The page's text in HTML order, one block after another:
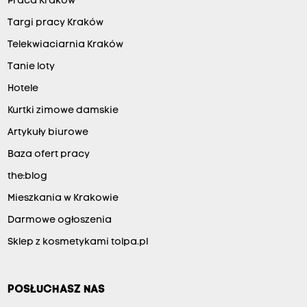
Targi pracy Kraków
Telekwiaciarnia Kraków
Tanie loty
Hotele
Kurtki zimowe damskie
Artykuły biurowe
Baza ofert pracy
the:blog
Mieszkania w Krakowie
Darmowe ogłoszenia
Sklep z kosmetykami tolpa.pl
POSŁUCHASZ NAS